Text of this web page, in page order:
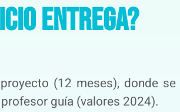
entrega?
(12 meses), donde
guía (valores 2024).